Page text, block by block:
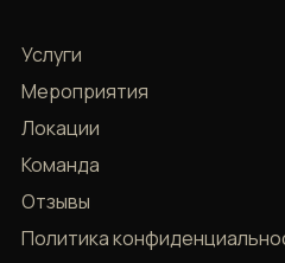
Услуги
Мероприятия
Локации
Команда
Отзывы
Политика